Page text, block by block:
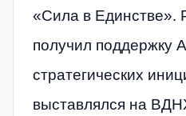
«Сила в Единстве».
получил поддержку
стратегических
выставлялся на